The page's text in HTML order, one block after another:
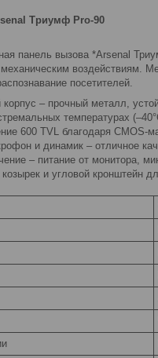
Триумф Pro-90
панель вызова *Arsenal
воздействиям.
посетителей.
– прочный металл,
температурах
600 TVL благодаря CMOS-
и динамик – отличное
– питание от монитора,
и угловой кронштейн